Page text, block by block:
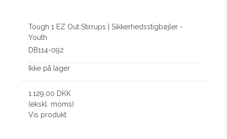
Tough 1 EZ Out Stirrups | Sikkerhedsstigbøjler -
Youth
DB114-092
Ikke på lager
1.129,00 DKK
(ekskl. moms)
Vis produkt